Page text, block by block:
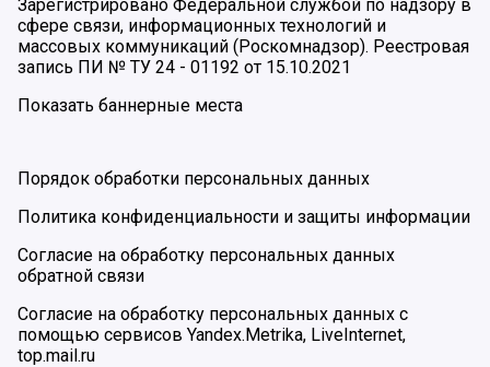
Зарегистрировано Федеральной службой по надзору в
сфере связи, информационных технологий и
массовых коммуникаций (Роскомнадзор). Реестровая
запись ПИ № ТУ 24 - 01192 от 15.10.2021
Показать баннерные места
Порядок обработки персональных данных
Политика конфиденциальности и защиты информации
Согласие на обработку персональных данных
обратной связи
Согласие на обработку персональных данных с
помощью сервисов Yandex.Metrika, LiveInternet,
top.mail.ru